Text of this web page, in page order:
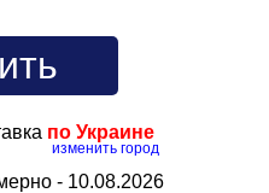
по Украине
изменить город
- 10.08.2026